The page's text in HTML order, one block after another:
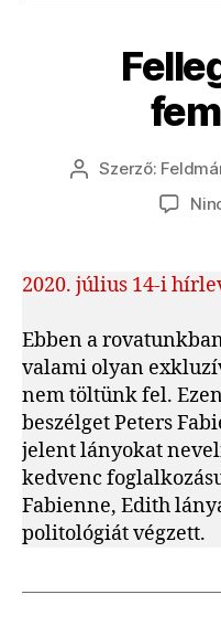
Bejegyzés
Szerző:
2020. július 14-i
Ebben a
valami olyan
nem töltünk fel.
beszélget Peters
jelent lányokat
kedvenc
Fabienne, Edith
politológiát végzett.